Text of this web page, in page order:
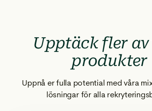
Upptäck fler
produkter
Uppnå er fulla potential med våra
lösningar för alla